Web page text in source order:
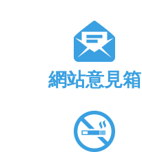
網站意見箱